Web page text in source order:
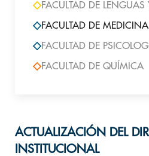
FACULTAD DE LENGUAS
FACULTAD DE MEDICINA
FACULTAD DE
FACULTAD DE QUÍMICA
ACTUALIZACIÓN DEL
INSTITUCIONAL